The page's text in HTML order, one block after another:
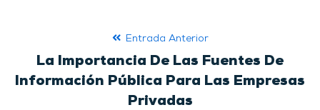
Entrada Anterior
La Importancia De Las Fuentes De
Información Pública Para Las Empresas
Privadas